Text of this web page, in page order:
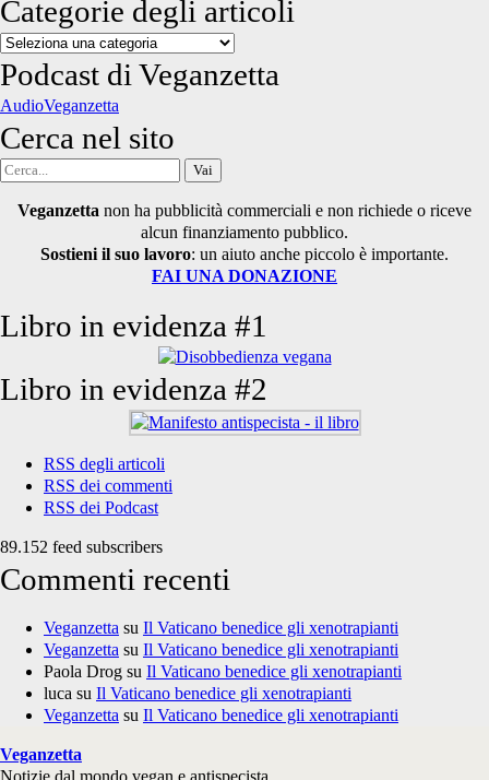
Categorie degli articoli
Categorie
degli
articoli
Podcast di Veganzetta
AudioVeganzetta
Cerca nel sito
Cerca
Veganzetta non ha pubblicità commerciali e non richiede o riceve
alcun finanziamento pubblico.
Sostieni il suo lavoro: un aiuto anche piccolo è importante.
FAI UNA DONAZIONE
Libro in evidenza #1
Libro in evidenza #2
RSS degli articoli
RSS dei commenti
RSS dei Podcast
89.152 feed subscribers
Commenti recenti
Veganzetta su Il Vaticano benedice gli xenotrapianti
Veganzetta su Il Vaticano benedice gli xenotrapianti
Paola Drog su Il Vaticano benedice gli xenotrapianti
luca su Il Vaticano benedice gli xenotrapianti
Veganzetta su Il Vaticano benedice gli xenotrapianti
Veganzetta
Notizie dal mondo vegan e antispecista